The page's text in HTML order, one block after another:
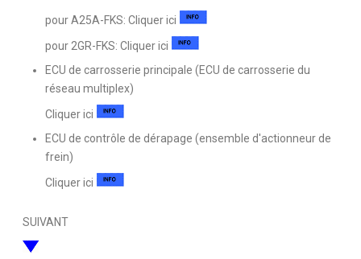
pour A25A-FKS: Cliquer ici
pour 2GR-FKS: Cliquer ici
ECU de carrosserie principale (ECU de carrosserie du
réseau multiplex)
Cliquer ici
ECU de contrôle de dérapage (ensemble d'actionneur de
frein)
Cliquer ici
SUIVANT